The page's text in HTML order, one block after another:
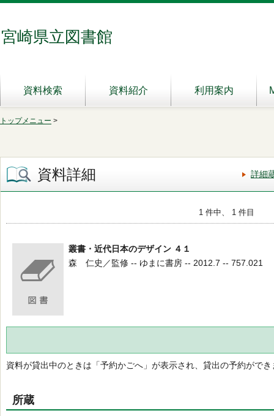
宮崎県立図書館
資料検索 資料紹介 利用案内
トップメニュー >
資料詳細 詳細
1 件中、 1 件目
叢書・近代日本のデザイン ４１
森 仁史／監修 -- ゆまに書房 -- 2012.7 -- 757.021
資料が貸出中のときは「予約かごへ」が表示され、貸出の予約ができ
所蔵